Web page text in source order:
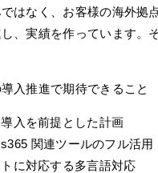
はなく、お客様の海外拠
、実績を作っています。
入推進で期待できること
入を前提とした計画
関連ツールのフル活用
に対応する多言語対応